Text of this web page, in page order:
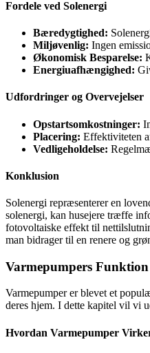
Fordele ved Solenergi
Bæredygtighed:
Miljøvenlig: Ingen
Økonomisk Besparelse:
Energiuafhængighed:
Udfordringer og Overvejelser
Opstartsomkostninger:
Placering: Effektiviteten
Vedligeholdelse:
Konklusion
Solenergi repræsenterer en
solenergi, kan husejere træffe
fotovoltaiske effekt til
man bidrager til en renere og
Varmepumpers
Varmepumper er blevet et
deres hjem. I dette kapitel vil vi
Hvordan Varmepumper